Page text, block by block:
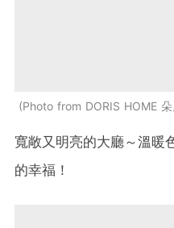
Photo from DORIS HOME 朵
寬敞又明亮的大廳～溫暖
的幸福！